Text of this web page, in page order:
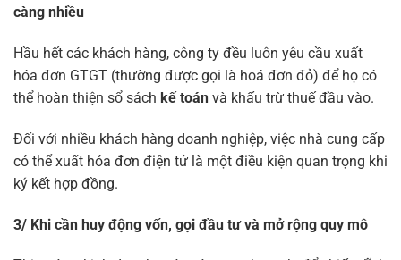
càng nhiều
Hầu hết các khách hàng, công ty đều luôn yêu cầu xuất
hóa đơn GTGT (thường được gọi là hoá đơn đỏ) để họ có
thể hoàn thiện sổ sách kế toán và khấu trừ thuế đầu vào.
Đối với nhiều khách hàng doanh nghiệp, việc nhà cung cấp
có thể xuất hóa đơn điện tử là một điều kiện quan trọng khi
ký kết hợp đồng.
3/ Khi cần huy động vốn, gọi đầu tư và mở rộng quy mô